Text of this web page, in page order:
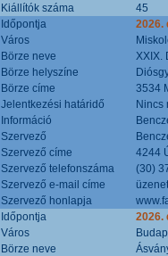
Kiállítók száma
45
Időpontja
2026.
Város
Börze neve
XXIX.
Börze helyszíne
Börze címe
3534
Jelentkezési határidő
Nincs
Információ
Szervező
Szervező címe
4244
Szervező telefonszáma
(30)
Szervező e-mail címe
Szervező honlapja
Időpontja
2026.
Város
Börze neve